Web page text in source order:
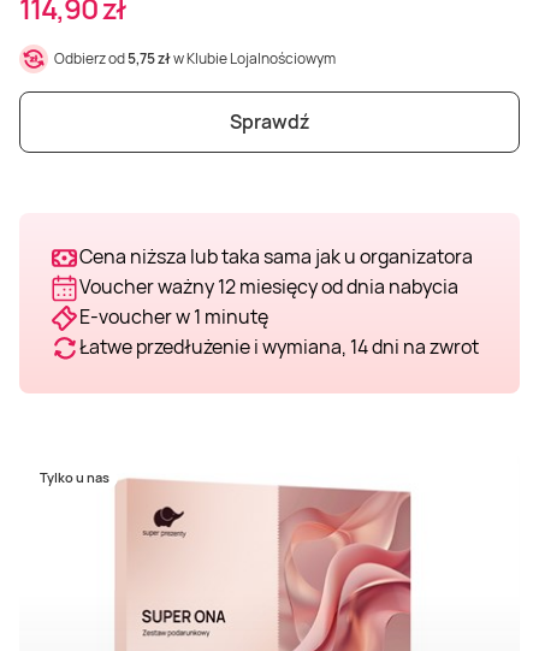
Mazury
Masaż pleców
Masaż Shiatsu
Masaż Antycellulitowy
Masaż całego ciała
Masaż Karku
Masaż orientalny
Jazda po torze
Pojazdy militarne
Sporty zimowe
Tenis
Kurs motorowodny
114,90 zł
Odbierz od5,75 złw Klubie Lojalnościowym
Sprawdź
Cena niższa lub taka sama jak u organizatora
Voucher ważny 12 miesięcy od dnia nabycia
E-voucher w 1 minutę
Łatwe przedłużenie i wymiana, 14 dni na zwrot
Tylko u nas